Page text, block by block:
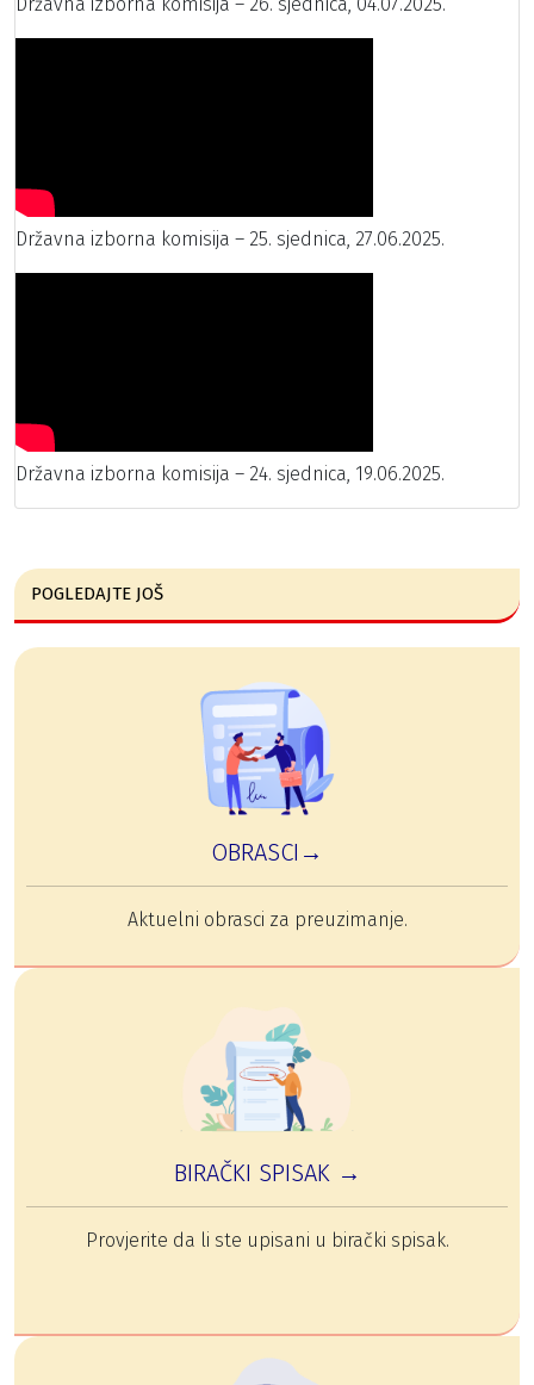
Državna izborna komisija – 25. sjednica, 27.06.2025.
Državna izborna komisija – 24. sjednica, 19.06.2025.
POGLEDAJTE JOŠ
OBRASCI→
Aktuelni obrasci za preuzimanje.
BIRAČKI SPISAK →
Provjerite da li ste upisani u birački spisak.